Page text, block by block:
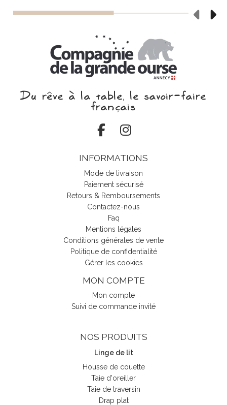
Du rêve à la table, le savoir‑faire
français
INFORMATIONS
Mode de livraison
Paiement sécurisé
Retours & Remboursements
Contactez-nous
Faq
Mentions légales
Conditions générales de vente
Politique de confidentialité
Gérer les cookies
MON COMPTE
Mon compte
Suivi de commande invité
NOS PRODUITS
Linge de lit
Housse de couette
Taie d'oreiller
Taie de traversin
Drap plat